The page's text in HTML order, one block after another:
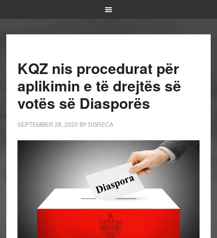
KQZ nis procedurat për
aplikimin e të drejtës së
votës së Diasporës
SEPTEMBER 28, 2020 BY DGRECA